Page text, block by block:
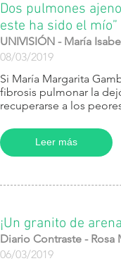
Dos pulmones
este ha sido el mío”
UNIVISIÓN - María
08/03/2019
Si María Margarita
fibrosis pulmonar la
recuperarse a los
Leer más
¡Un granito de
Diario Contraste - Rosa
06/03/2019